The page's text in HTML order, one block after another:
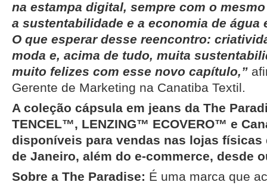
na estampa digital, sempre com o
a sustentabilidade e a economia de água
O que esperar desse reencontro:
moda e, acima de tudo, muita
muito felizes com esse novo capítulo,”
Gerente de Marketing na Canatiba Textil.
A coleção cápsula em jeans da The
TENCEL™, LENZING™ ECOVERO™ e
disponíveis para vendas nas lojas físicas
de Janeiro, além do e-commerce, desde
Sobre a The Paradise: É uma marca que